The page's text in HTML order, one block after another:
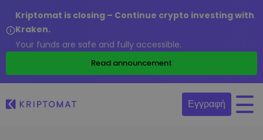
Kriptomat is closing – Continue crypto investing with
Kraken.
Your funds are safe and fully accessible.
Read announcement
Εγγραφή